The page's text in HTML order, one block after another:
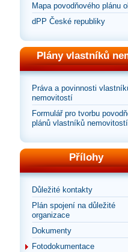
Mapa povodňového plánu
dPP České republiky
Plány vlastníků
Práva a povinnosti
nemovitostí
Formulář pro tvorbu
plánů vlastníků nemovitostí
Přílohy
Důležité kontakty
Plán spojení na důležité
organizace
Dokumenty
Fotodokumentace